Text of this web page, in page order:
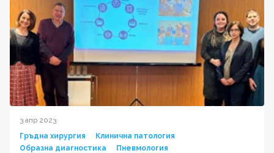
3 апр 2023
Гръдна хирургия
Клинична патология
Образна диагностика
Пневмология